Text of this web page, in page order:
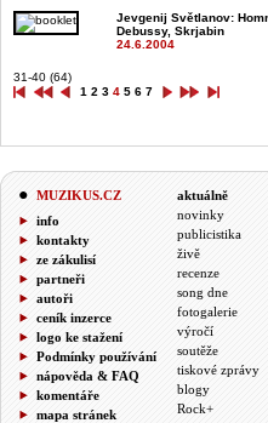
Jevgenij Světlanov:
Debussy, Skrjabin
24.6.2004
31-40 (64)
1 2 3 4 5 6 7
MUZIKUS.CZ
info
kontakty
ze zákulisí
partneři
autoři
ceník inzerce
logo ke stažení
Podmínky používání
nápověda & FAQ
komentáře
mapa stránek
aktuálně
novinky
publicistika
živě
recenze
song dne
fotogalerie
výročí
soutěže
tiskové zprávy
blogy
Rock+